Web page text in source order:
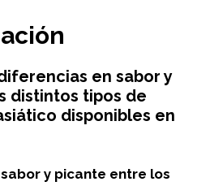
en sabor y
distintos tipos de
disponibles en
y picante entre los